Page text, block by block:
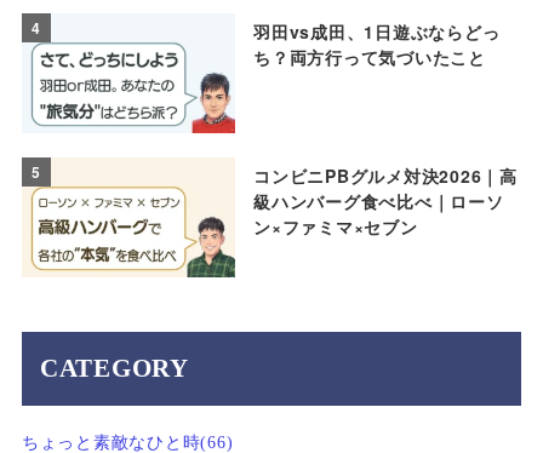
4
羽田vs成田、1日遊ぶならどっ
ち？両方行って気づいたこと
5
コンビニPBグルメ対決2026｜高
級ハンバーグ食べ比べ｜ローソ
ン×ファミマ×セブン
CATEGORY
ちょっと素敵なひと時(66)